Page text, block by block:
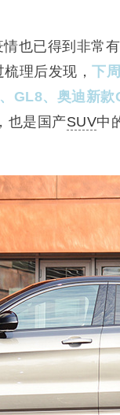
也已得到非常有
理后发现， 下
GL8、奥迪新款
，也是国产SUV中